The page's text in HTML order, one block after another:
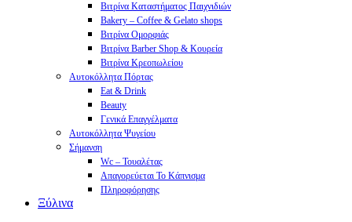
Βιτρίνα Καταστήματος Παιχνιδιών
Bakery – Coffee & Gelato shops
Βιτρίνα Ομορφιάς
Βιτρίνα Barber Shop & Κουρεία
Βιτρίνα Κρεοπωλείου
Αυτοκόλλητα Πόρτας
Eat & Drink
Beauty
Γενικά Επαγγέλματα
Αυτοκόλλητα Ψυγείου
Σήμανση
Wc – Τουαλέτας
Απαγορεύεται Το Κάπνισμα
Πληροφόρησης
Ξύλινα